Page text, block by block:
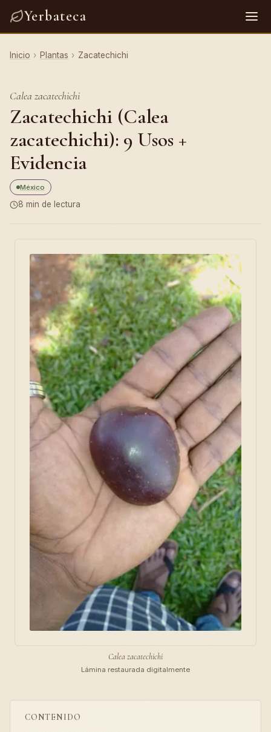
Yerbateca
Inicio › Plantas › Zacatechichi
Calea zacatechichi
Zacatechichi (Calea
zacatechichi): 9 Usos +
Evidencia
México
8 min de lectura
CONTENIDO
Calea zacatechichi
Lámina restaurada digitalmente